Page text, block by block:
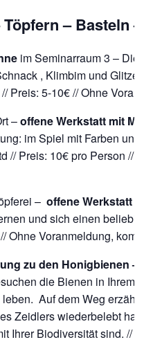
– Basteln –
im Seminarraum 3 – Die
, Klimbim und
Preis: 5-10€ //Ohne
–offene Werkstatt mit
im Spiel mit Farben
// Preis: 10€ pro Person //
– offene Werkstatt
und sich einen
Ohne Voranmeldung,
zu den Honigbienen –
die Bienen in Ihrem
Auf dem Weg
Zeidlers wiederbelebt
Ihrer Biodiversität sind. //